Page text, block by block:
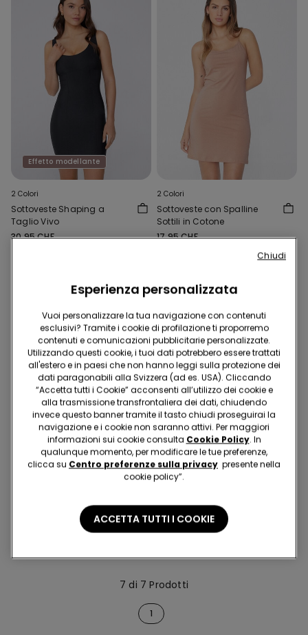
Effetto modellante
2 Colori
Sottoveste Shaping a
Taglio Vivo
30.95 CHF
2 Colori
Sottoveste con Spalline
Sottili in Cotone
17.95 CHF
Sottoveste con Spalline
7 di 7 Prodotti
1
Esperienza personalizzata
Vuoi personalizzare la tua navigazione con contenuti
esclusivi? Tramite i cookie di profilazione ti proporremo
contenuti e comunicazioni pubblicitarie personalizzate.
Utilizzando questi cookie, i tuoi dati potrebbero essere trattati
all'estero e in paesi che non hanno leggi sulla protezione dei
dati paragonabili alla Svizzera (ad es. USA). Cliccando
“Accetta tutti i Cookie” acconsenti all’utilizzo dei cookie e
alla trasmissione transfrontaliera dei dati, chiudendo
invece questo banner tramite il tasto chiudi proseguirai la
navigazione e i cookie non saranno attivi. Per maggiori
informazioni sui cookie consulta Cookie Policy. In
qualunque momento, per modificare le tue preferenze,
clicca su Centro preferenze sulla privacy presente nella
cookie policy”.
ACCETTA TUTTI I COOKIE
Chiudi